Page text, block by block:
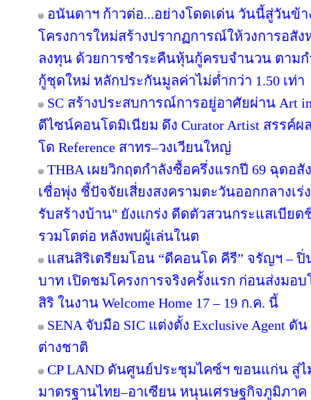
อนันดาฯ ก้าวต่อ...อย่างโดดเด่น วันนี้สู่วันข้
โครงการใหม่สร้างปรากฏการณ์ให้วงการอสั
ลงทุน ด้วยการชำระคืนหุ้นกู้ครบจำนวน ตาม
กู้ชุดใหม่ หลักประกันมูลค่าไม่ต่ำกว่า 1.50 เท่า
SC สร้างประสบการณ์การอยู่อาศัยผ่าน Art
ดีไซน์คอนโดมิเนียม ดึง Curator Artist สรรค์
โด Reference สาทร–วงเวียนใหญ่
THBA เผยวิกฤตกำลังซื้อครึ่งแรกปี 69 ฉุดอ
เชื่อพุ่ง ชี้ปัจจัยเสี่ยงสงครามตะวันออกกลางเ
รับสร้างบ้าน" ยังแกร่ง ดีดตัวสวนกระแสเบีย
รวมโตต่อ หลังพบผู้เล่นในต
แสนสิริเตรียมโอน “ดีคอนโด คีรี” จรัญฯ – ปิ่
บาท เปิดชมโครงการจริงครั้งแรก ก่อนส่งม
สิริ ในงาน Welcome Home 17 – 19 ก.ค. นี้
SENA จับมือ SIC แต่งตั้ง Exclusive Agent ดั
ต่างชาติ
CP LAND ดันศูนย์ประชุมไคซ์ฯ ขอนแก่น สู่
มาตรฐานไทย–อาเซียน หนุนเศรษฐกิจภูมิภาค